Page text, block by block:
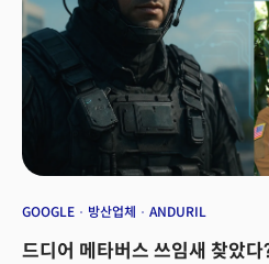
특히 ‘초지능(Superintelligence)’, 즉 인
범용인공지능(AGI) 개발 경쟁에서 우위를
지배적이다.
GOOGLE 방산업체 ANDURIL
드디어 메타버스 쓰임새 찾았